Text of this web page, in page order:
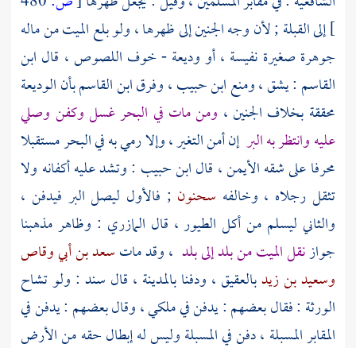
]إلى القبلة ; لأن وجه الجنين إلى ظهرها ، ولو بلع الميت من ماله
جوهرة صغيرة نفيسة ، أو وديعة - خوف اللصوص ، قال ابن
القاسم : يشق ، ومنعابن حبيب، وفرقابن القاسمبأن الوديعة
محققة بخلاف الجنين ، ومن مات في البحر غسل وكفن وصلي
عليه وانتظر به البر إن أمن التغير ، وإلا رمي به في البحر مستقبلا
محرفا على شقه الأيمن ، قالابن حبيب : وتشد عليه أكفانه ولا
تثقل رجلاه ، وخالفه سحنون ; فالأول ليصل البر فيدفن ،
والثاني ليسلم من أكل الطيور ، قال المازري : وظاهر مذهبنا
جوازنقل الميت من بلد إلى بلد ، وقد ماتسعد بن أبي وقاص
وسعيد بن زيدبالعقيق، ودفنابالمدينة ، قال سند : ولو تشاح
الورثة : فقال بعضهم : يدفن في ملكي ، وقال بعضهم : يدفن في
المقابر المسبلة ، دفن في المسبلة وليس له إبطال حقه من الأرض